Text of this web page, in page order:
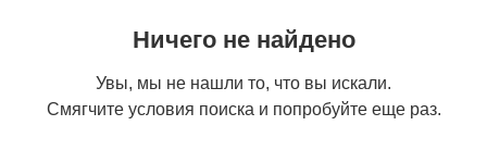
Ничего не найдено
Увы, мы не нашли то, что вы искали.
Смягчите условия поиска и попробуйте еще раз.